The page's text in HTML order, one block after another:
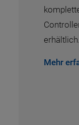
erhältlich.
Mehr